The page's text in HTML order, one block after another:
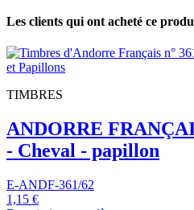
Les clients qui ont acheté ce
TIMBRES
ANDORRE
- Cheval - papillon
E-ANDF-361/62
1,15 €